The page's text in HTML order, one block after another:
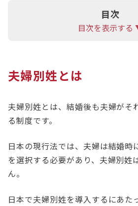
す。例えば、公的機関での手続
証明する書類が多く求められる
日本の現行法では夫婦は同じ姓
の優遇が受けられません。
く、国連からも日本に対して夫
る勧告が出されています。
夫婦別姓の導入にはデメリット
のアイデンティティを尊重し、
目次
目次を表示す
夫婦別姓とは
夫婦別姓とは、結婚後も夫婦がそ
る制度です。
日本の現行法では、夫婦は結婚時
を選択する必要があり、夫婦別姓
ん。
日本で夫婦別姓を導入するにあた